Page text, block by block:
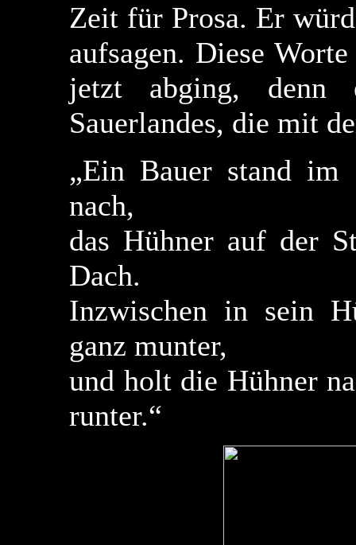
Zeit für Prosa. Er
aufsagen. Diese
jetzt abging,
Sauerlandes, die mit
„Ein Bauer stand im
nach,
das Hühner auf der
Dach.
Inzwischen in sein
ganz munter,
und holt die Hühner
runter.“